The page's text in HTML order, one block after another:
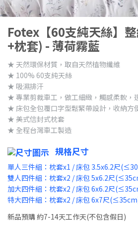
Fotex【60支純天絲】
+枕套) - 薄荷霧藍
★ 天然環保材質，取自天然植物纖維
★ 100% 60支純天絲
★ 吸濕排汗
★ 專業剪裁車工，做工細緻，觸感柔軟，
★ 床包全包覆口字型鬆緊帶設計，收納方
★ 美式信封式枕套
★ 全程台灣車工製造
規格尺寸
單人三件組：枕套x1 / 床包 3.5x6.2尺
雙人四件組：枕套x2 / 床包 5x6.2尺
加大四件組：枕套x2 / 床包 6x6.2尺
特大四件組：枕套x2 / 床包 6x7尺
新品預購 約7-14天工作天(不包含假日)